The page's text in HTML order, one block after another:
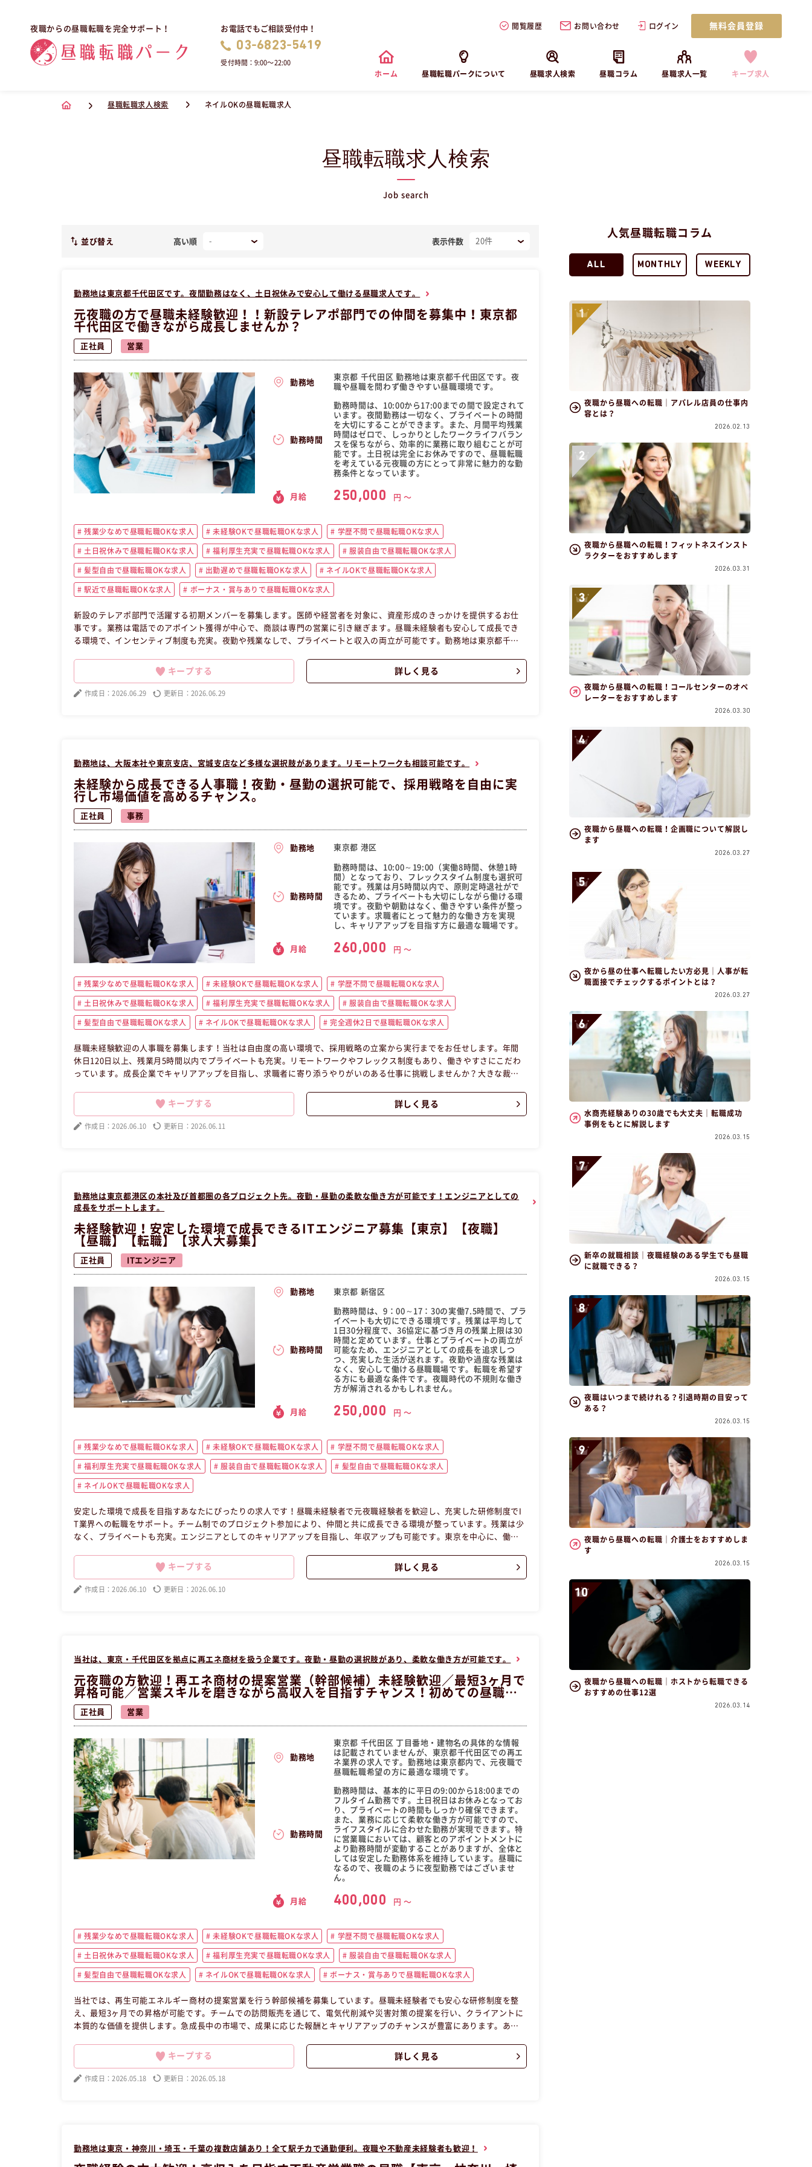
夜職からの昼職転職を完全サポート！ お電話でもご相談受付中！
03-6823-5419
受付時間：9:00〜22:00
閲覧履歴 お問い合わせ ログイン 無料会員登録
ホーム 昼職転職パークについて 昼職求人検索 昼職コラム 昼職求人一覧 キープ求人
昼職転職求人検索 ネイルOKの昼職転職求人
昼職転職求人検索
Job search
並び替え 高い順 表示件数
勤務地は東京都千代田区です。夜間勤務はなく、土日祝休みで安心して働ける昼職求人です。
元夜職の方で昼職未経験歓迎！！新設テレアポ部門での仲間を募集中！東京都
千代田区で働きながら成長しませんか？
正社員 営業
勤務地
東京都 千代田区 勤務地は東京都千代田区です。夜
職や昼職を問わず働きやすい昼職環境です。
勤務時間
勤務時間は、10:00から17:00までの間で設定されて
います。夜間勤務は一切なく、プライベートの時間
を大切にすることができます。また、月間平均残業
時間はゼロで、しっかりとしたワークライフバラン
スを保ちながら、効率的に業務に取り組むことが可
能です。土日祝は完全にお休みですので、昼職転職
を考えている元夜職の方にとって非常に魅力的な勤
務条件となっています。
月給 250,000 円 〜
残業少なめで昼職転職OKな求人 未経験OKで昼職転職OKな求人 学歴不問で昼職転職OKな求人
土日祝休みで昼職転職OKな求人 福利厚生充実で昼職転職OKな求人 服装自由で昼職転職OKな求人
髪型自由で昼職転職OKな求人 出勤遅めで昼職転職OKな求人 ネイルOKで昼職転職OKな求人
駅近で昼職転職OKな求人 ボーナス・賞与ありで昼職転職OKな求人
新設のテレアポ部門で活躍する初期メンバーを募集します。医師や経営者を対象に、資産形成のきっかけを提供するお仕
事です。業務は電話でのアポイント獲得が中心で、商談は専門の営業に引き継ぎます。昼職未経験者も安心して成長でき
る環境で、インセンティブ制度も充実。夜勤や残業なしで、プライベートと収入の両立が可能です。勤務地は東京都千代
キープする 詳しく見る
作成日：2026.06.29 更新日：2026.06.29
勤務地は、大阪本社や東京支店、宮城支店など多様な選択肢があります。リモートワークも相談可能です。
未経験から成長できる人事職！夜勤・昼勤の選択可能で、採用戦略を自由に実
行し市場価値を高めるチャンス。
正社員 事務
勤務地 東京都 港区
勤務時間
勤務時間は、10:00～19:00（実働8時間、休憩1時
間）となっており、フレックスタイム制度も選択可
能です。残業は月5時間以内で、原則定時退社がで
きるため、プライベートも大切にしながら働ける環
境です。夜勤や朝勤はなく、働きやすい条件が整っ
ています。求職者にとって魅力的な働き方を実現
し、キャリアアップを目指す方に最適な職場です。
月給 260,000 円 〜
残業少なめで昼職転職OKな求人 未経験OKで昼職転職OKな求人 学歴不問で昼職転職OKな求人
土日祝休みで昼職転職OKな求人 福利厚生充実で昼職転職OKな求人 服装自由で昼職転職OKな求人
髪型自由で昼職転職OKな求人 ネイルOKで昼職転職OKな求人 完全週休2日で昼職転職OKな求人
昼職未経験歓迎の人事職を募集します！当社は自由度の高い環境で、採用戦略の立案から実行までをお任せします。年間
休日120日以上、残業月5時間以内でプライベートも充実。リモートワークやフレックス制度もあり、働きやすさにこだわ
っています。成長企業でキャリアアップを目指し、求職者に寄り添うやりがいのある仕事に挑戦しませんか？大きな裁量
キープする 詳しく見る
作成日：2026.06.10 更新日：2026.06.11
勤務地は東京都港区の本社及び首都圏の各プロジェクト先。夜勤・昼勤の柔軟な働き方が可能です！エンジニアとしての
成長をサポートします。
未経験歓迎！安定した環境で成長できるITエンジニア募集【東京】【夜職】
【昼職】【転職】【求人大募集】
正社員 ITエンジニア
勤務地 東京都 新宿区
勤務時間
勤務時間は、9：00～17：30の実働7.5時間で、プラ
イベートも大切にできる環境です。残業は平均して
1日30分程度で、36協定に基づき月の残業上限は30
時間と定めています。仕事とプライベートの両立が
可能なため、エンジニアとしての成長を追求しつ
つ、充実した生活が送れます。夜勤や過度な残業は
なく、安心して働ける昼職職場です。転職を希望す
る方にも最適な条件です。夜職時代の不規則な働き
方が解消されるかもしれません。
月給 250,000 円 〜
残業少なめで昼職転職OKな求人 未経験OKで昼職転職OKな求人 学歴不問で昼職転職OKな求人
福利厚生充実で昼職転職OKな求人 服装自由で昼職転職OKな求人 髪型自由で昼職転職OKな求人
ネイルOKで昼職転職OKな求人
安定した環境で成長を目指すあなたにぴったりの求人です！昼職未経験者で元夜職経験者を歓迎し、充実した研修制度でI
T業界への転職をサポート。チーム制でのプロジェクト参加により、仲間と共に成長できる環境が整っています。残業は少
なく、プライベートも充実。エンジニアとしてのキャリアアップを目指し、年収アップも可能です。東京を中心に、働き
キープする 詳しく見る
作成日：2026.06.10 更新日：2026.06.10
当社は、東京・千代田区を拠点に再エネ商材を扱う企業です。夜勤・昼勤の選択肢があり、柔軟な働き方が可能です。
元夜職の方歓迎！再エネ商材の提案営業（幹部候補）未経験歓迎／最短3ヶ月で
昇格可能／営業スキルを磨きながら高収入を目指すチャンス！初めての昼職で
もOK
正社員 営業
勤務地
東京都 千代田区 丁目番地・建物名の具体的な情報
は記載されていませんが、東京都千代田区での再エ
ネ業界の求人です。勤務地は東京都内で、元夜職で
昼職転職希望の方に最適な環境です。
勤務時間
勤務時間は、基本的に平日の9:00から18:00までの
フルタイム勤務です。土日祝日はお休みとなってお
り、プライベートの時間もしっかり確保できます。
また、業務に応じて柔軟な働き方が可能ですので、
ライフスタイルに合わせた勤務が実現できます。特
に営業職においては、顧客とのアポイントメントに
より勤務時間が変動することがありますが、全体と
しては安定した勤務体系を維持しています。昼職に
なるので、夜職のように夜型勤務ではございませ
ん。
月給 400,000 円 〜
残業少なめで昼職転職OKな求人 未経験OKで昼職転職OKな求人 学歴不問で昼職転職OKな求人
土日祝休みで昼職転職OKな求人 福利厚生充実で昼職転職OKな求人 服装自由で昼職転職OKな求人
髪型自由で昼職転職OKな求人 ネイルOKで昼職転職OKな求人 ボーナス・賞与ありで昼職転職OKな求人
当社では、再生可能エネルギー商材の提案営業を行う幹部候補を募集しています。昼職未経験者でも安心な研修制度を整
え、最短3ヶ月での昇格が可能です。チームでの訪問販売を通じて、電気代削減や災害対策の提案を行い、クライアントに
本質的な価値を提供します。急成長中の市場で、成果に応じた報酬とキャリアアップのチャンスが豊富にあります。あな
職へ転職したい方の求人です。
キープする 詳しく見る
作成日：2026.05.18 更新日：2026.05.18
勤務地は東京・神奈川・埼玉・千葉の複数店舗あり！全て駅チカで通勤便利。夜職や不動産未経験者も歓迎！
人気昼職転職コラム
ALL MONTHLY WEEKLY
夜職から昼職への転職｜アパレル店員の仕事内
容とは？
2026.02.13
夜職から昼職への転職！フィットネスインスト
ラクターをおすすめします
2026.03.31
夜職から昼職への転職！コールセンターのオペ
レーターをおすすめします
2026.03.30
夜職から昼職への転職！企画職について解説し
ます
2026.03.27
夜から昼の仕事へ転職したい方必見｜人事が転
職面接でチェックするポイントとは？
2026.03.27
水商売経験ありの30歳でも大丈夫｜転職成功
事例をもとに解説します
2026.03.15
新卒の就職相談｜夜職経験のある学生でも昼職
に就職できる？
2026.03.15
夜職はいつまで続けれる？引退時期の目安って
ある？
2026.03.15
夜職から昼職への転職｜介護士をおすすめしま
す
2026.03.15
夜職から昼職への転職｜ホストから転職できる
おすすめの仕事12選
2026.03.14